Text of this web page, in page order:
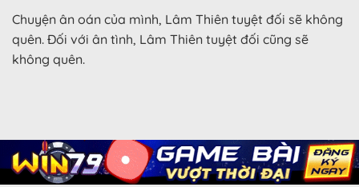
Chuyện ân oán của mình, Lâm Thiên tuyệt đối sẽ không
quên. Đối với ân tình, Lâm Thiên tuyệt đối cũng sẽ
không quên.